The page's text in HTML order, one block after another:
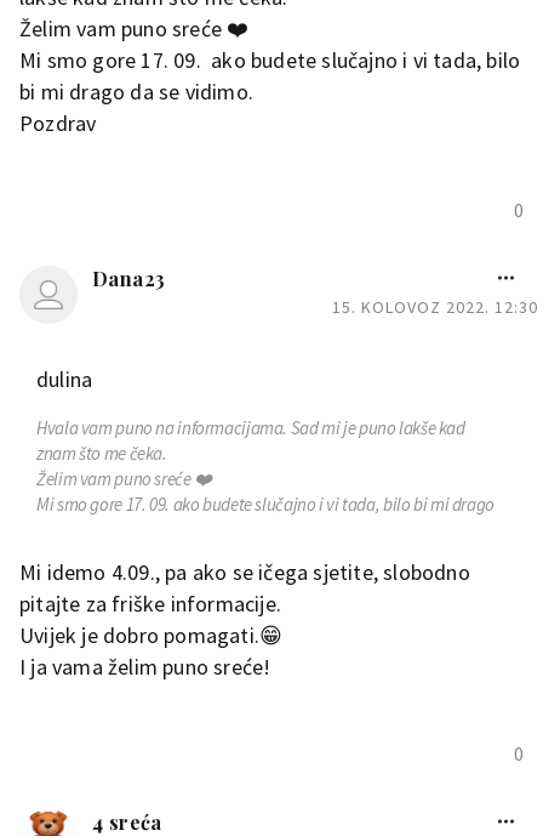
Želim vam puno sreće ❤️
Mi smo gore 17. 09. ako budete slučajno i vi tada, bilo
bi mi drago da se vidimo.
Pozdrav
0
Dana23
15. KOLOVOZ 2022. 12:30
dulina
Hvala vam puno na informacijama. Sad mi je puno lakše kad
znam što me čeka.
Želim vam puno sreće ❤️
Mi smo gore 17. 09. ako budete slučajno i vi tada, bilo bi mi drago
Mi idemo 4.09., pa ako se ičega sjetite, slobodno
pitajte za friške informacije.
Uvijek je dobro pomagati.😁
I ja vama želim puno sreće!
0
4 sreća